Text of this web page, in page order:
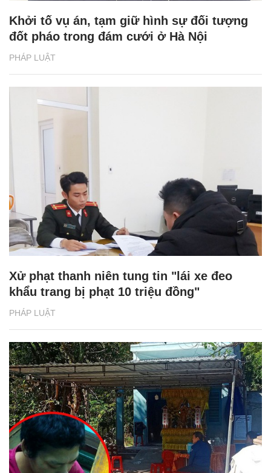
PHÁP LUẬT
Khởi tố vụ án, tạm giữ hình sự đối tượng
đốt pháo trong đám cưới ở Hà Nội
PHÁP LUẬT
Xử phạt thanh niên tung tin "lái xe đeo
khẩu trang bị phạt 10 triệu đồng"